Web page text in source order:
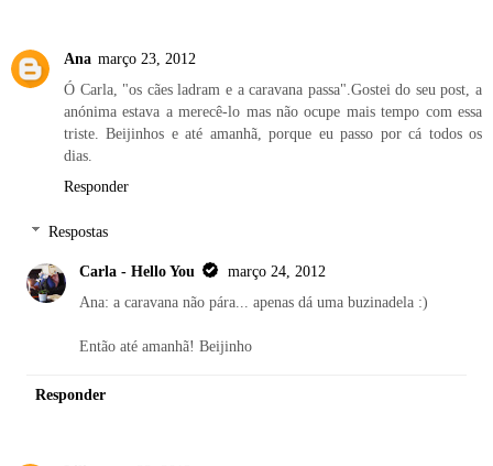
Ana março 23, 2012
Ó Carla, "os cães ladram e a caravana passa".Gostei do seu post, a
anónima estava a merecê-lo mas não ocupe mais tempo com essa
triste. Beijinhos e até amanhã, porque eu passo por cá todos os
dias.
Responder
Respostas
Carla - Hello You
março 24, 2012
Ana: a caravana não pára... apenas dá uma buzinadela :)
Então até amanhã! Beijinho
Responder